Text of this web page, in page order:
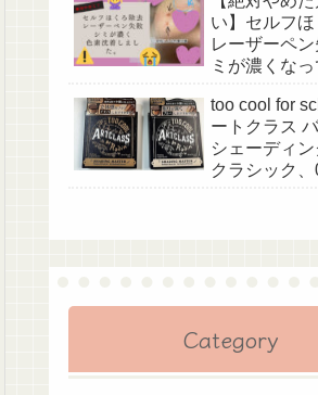
い】セルフ
レーザーペ
ミが濃くな
た。。
too cool for
ートクラス
シェーディ
クラシック
Category